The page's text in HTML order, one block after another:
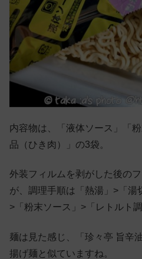
内容物は、「液体ソース」「
品（ひき肉）」の3袋。
外装フィルムを剥がした後の
が、調理手順は「熱湯」>「湯
>「粉末ソース」>「レトルト
麺は見た感じ、「珍々亭 旨辛
揚げ麺と似ていますね。